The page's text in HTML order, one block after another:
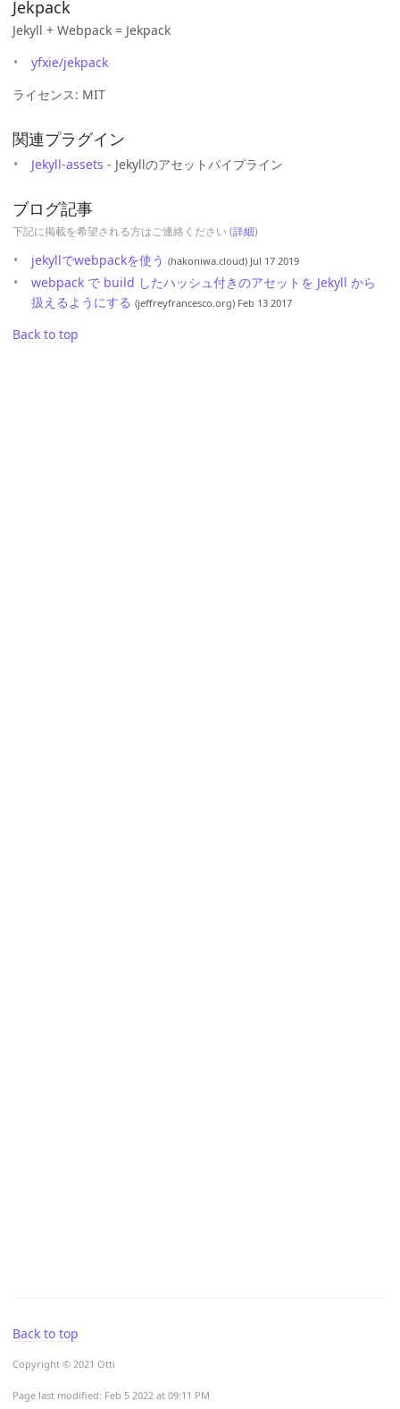
Jekpack
Jekyll + Webpack = Jekpack
yfxie/jekpack
ライセンス: MIT
関連プラグイン
Jekyll-assets - Jekyllのアセットパイプライン
ブログ記事
下記に掲載を希望される方はご連絡ください (詳細)
jekyllでwebpackを使う (hakoniwa.cloud) Jul 17 2019
webpack で build したハッシュ付きのアセットを Jekyll から
扱えるようにする (jeffreyfrancesco.org) Feb 13 2017
Back to top
Back to top
Copyright © 2021 Otti
Page last modified: Feb 5 2022 at 09:11 PM